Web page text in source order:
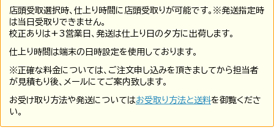
店頭受取選択時、仕上り時間に店頭受取りが可能です。※発送指定時
は当日受取りできません。
校正ありは+3営業日、発送は仕上り日の夕方に出荷します。
仕上り時間は端末の日時設定を使用しております。
※正確な料金については、ご注文申し込みを頂きましてから担当者
が見積もり後、メールにてご案内致します。
お受け取り方法や発送についてはお受取り方法と送料を御覧くださ
い。